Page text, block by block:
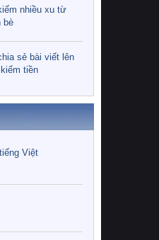
nhiều xu từ
bè
sẻ bài viết lên
tiền
Việt